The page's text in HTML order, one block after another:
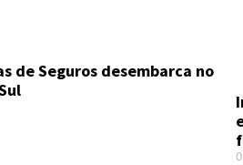
de Seguros desembarca no